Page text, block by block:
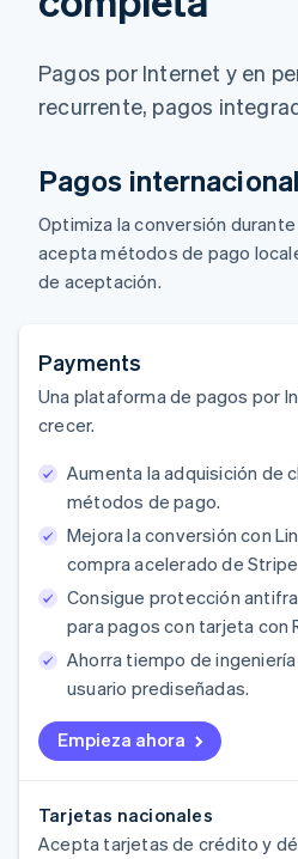
Pagos por Internet y en
recurrente, pagos
Pagos
Optimiza la conversión
acepta métodos de pago
de aceptación.
Payments
Una plataforma de pagos por
crecer.
Empieza ahora
Aumenta la adquisición de
métodos de pago.
Mejora la conversión con
compra acelerado de
Consigue protección
para pagos con tarjeta con
Ahorra tiempo de
usuario prediseñadas.
Tarjetas nacionales
Acepta tarjetas de crédito y